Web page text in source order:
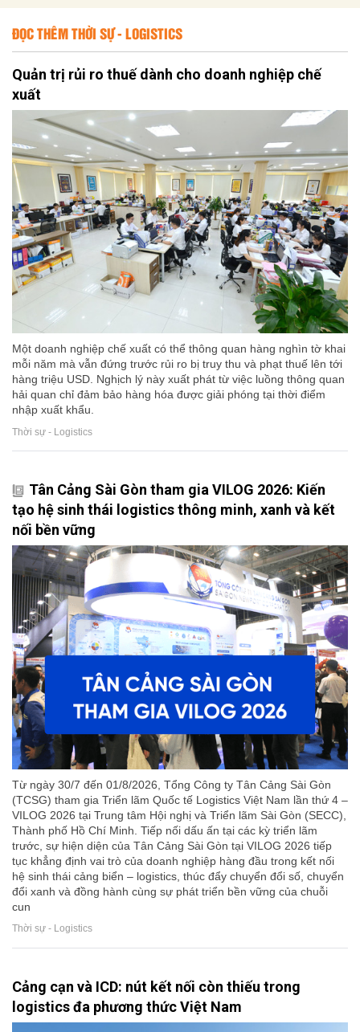
ĐỌC THÊM THỜI SỰ - LOGISTICS
Quản trị rủi ro thuế dành cho doanh nghiệp chế
xuất
Một doanh nghiệp chế xuất có thể thông quan hàng nghìn tờ khai
mỗi năm mà vẫn đứng trước rủi ro bị truy thu và phạt thuế lên tới
hàng triệu USD. Nghịch lý này xuất phát từ việc luồng thông quan
hải quan chỉ đảm bảo hàng hóa được giải phóng tại thời điểm
nhập xuất khẩu.
Thời sự - Logistics
Tân Cảng Sài Gòn tham gia VILOG 2026: Kiến
tạo hệ sinh thái logistics thông minh, xanh và kết
nối bền vững
Từ ngày 30/7 đến 01/8/2026, Tổng Công ty Tân Cảng Sài Gòn
(TCSG) tham gia Triển lãm Quốc tế Logistics Việt Nam lần thứ 4 –
VILOG 2026 tại Trung tâm Hội nghị và Triển lãm Sài Gòn (SECC),
Thành phố Hồ Chí Minh. Tiếp nối dấu ấn tại các kỳ triển lãm
trước, sự hiện diện của Tân Cảng Sài Gòn tại VILOG 2026 tiếp
tục khẳng định vai trò của doanh nghiệp hàng đầu trong kết nối
hệ sinh thái cảng biển – logistics, thúc đẩy chuyển đổi số, chuyển
đổi xanh và đồng hành cùng sự phát triển bền vững của chuỗi
cun
Thời sự - Logistics
Cảng cạn và ICD: nút kết nối còn thiếu trong
logistics đa phương thức Việt Nam